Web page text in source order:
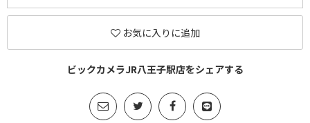
お気に入りに追加
ビックカメラJR八王子駅店をシェアする